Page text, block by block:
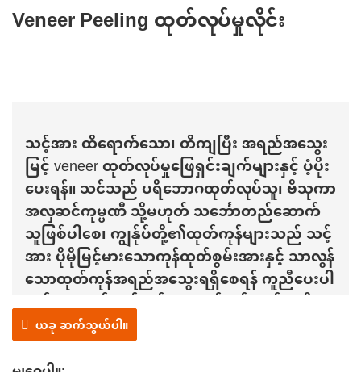
Peeling ထုတ်လုပ်မှုလိုင်း
Veneer Peeling ထုတ်လုပ်မှုလိုင်း
သင့်အား ထိရောက်သော၊ တိကျပြီး အရည်အသွေး
မြင့် veneer ထုတ်လုပ်မှုဖြေရှင်းချက်များနှင့် ပံ့ပိုး
ပေးရန်။ သင်သည် ပရိဘောဂထုတ်လုပ်သူ၊ ဗိသုကာ
အလှဆင်ကုမ္ပဏီ သို့မဟုတ် သင်္ဘောတည်ဆောက်
သူဖြစ်ပါစေ၊ ကျွန်ုပ်တို့၏ထုတ်ကုန်များသည် သင့်
အား ပိုမိုမြင့်မားသောကုန်ထုတ်စွမ်းအားနှင့် သာလွန်
သောထုတ်ကုန်အရည်အသွေးရရှိစေရန် ကူညီပေးပါ
မည်။ အထည်ချုပ်စက်ရုံမှ ထုတ်လုပ်သည့်အထိ
တစ်နေရာတည်းတွင် ဝန်ဆောင်မှုအပြည့်ပေးသည်။
ယခု ဆက်သွယ်ပါ။